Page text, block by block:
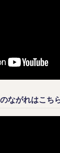
ながれはこち